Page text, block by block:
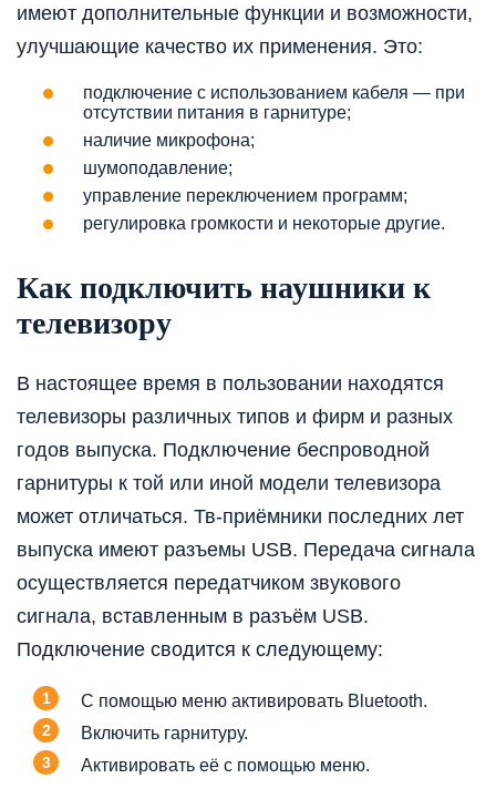
имеют дополнительные функции и возможности,
улучшающие качество их применения. Это:
подключение с использованием кабеля — при
отсутствии питания в гарнитуре;
наличие микрофона;
шумоподавление;
управление переключением программ;
регулировка громкости и некоторые другие.
Как подключить наушники к
телевизору
В настоящее время в пользовании находятся
телевизоры различных типов и фирм и разных
годов выпуска. Подключение беспроводной
гарнитуры к той или иной модели телевизора
может отличаться. Тв-приёмники последних лет
выпуска имеют разъемы USB. Передача сигнала
осуществляется передатчиком звукового
сигнала, вставленным в разъём USB.
Подключение сводится к следующему:
С помощью меню активировать Bluetooth.
Включить гарнитуру.
Активировать её с помощью меню.